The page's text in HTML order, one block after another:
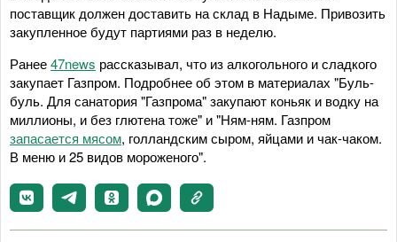
поставщик должен доставить на склад в Надыме. Привозить
закупленное будут партиями раз в неделю.
Ранее47news рассказывал, что из алкогольного и сладкого
закупает Газпром. Подробнее об этом в материалах "Буль-
буль. Для санатория "Газпрома" закупают коньяк и водку на
миллионы, и без глютена тоже" и "Ням-ням. Газпром
запасается мясом, голландским сыром, яйцами и чак-чаком.
В меню и 25 видов мороженого".